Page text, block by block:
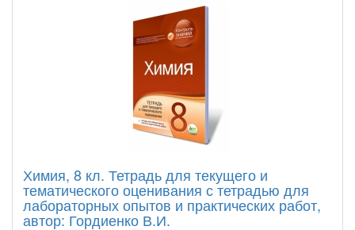
Химия, 8 кл. Тетрадь для текущего и
тематического оценивания с тетрадью для
лабораторных опытов и практических работ,
автор: Гордиенко В.И.